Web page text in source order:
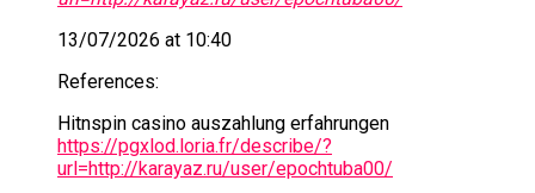
13/07/2026 at 10:40
References:
Hitnspin casino auszahlung erfahrungen
https://pgxlod.loria.fr/describe/?
url=http://karayaz.ru/user/epochtuba00/